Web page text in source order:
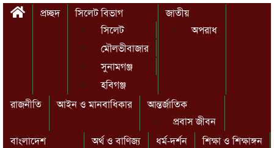
প্রচ্ছদ
সিলেট বিভাগ
সিলেট
মৌলভীবাজার
সুনামগঞ্জ
হবিগঞ্জ
জাতীয়
অপরাধ
রাজনীতি আইন ও মানবাধিকার
আন্তর্জাতিক
প্রবাস জীবন
বাংলাদেশ
অর্থ ও বাণিজ্য ধর্ম-দর্শন শিক্ষা ও শিক্ষাঙ্গন